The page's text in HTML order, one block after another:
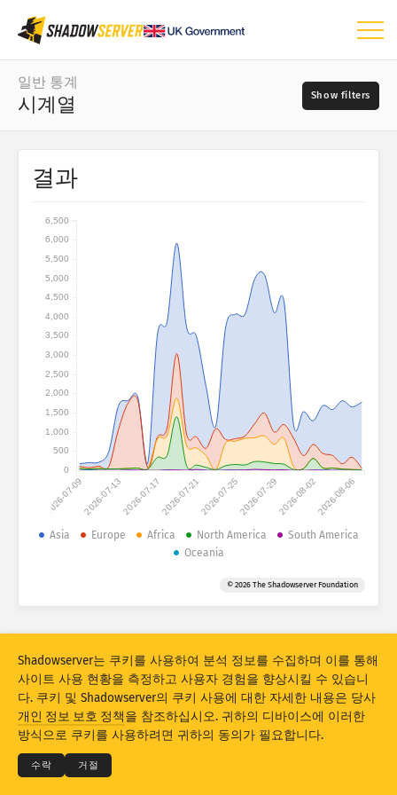
대시보드
일반 통계
세계 지도
지역 지도
트리 맵
시각화
IoT 디바이스 통계
공격 통계: 취약점
공격 통계: 디바이스
도움말
일반 통계
시계열
날짜 범위
심각도
데이터 세트
제한
업데이트 리셋
PNG로 다운로드
결과
2026-07-092026-07-132026-07-172026-07-212026-07-252026-07-292026-08-022026-08-06
0
500
1,000
1,500
2,000
2,500
3,000
3,500
4,000
4,500
5,000
5,500
6,000
6,500
Asia Europe Africa North America
South America
Oceania
© 2026 The Shadowserver Foundation
© 2026THE SHADOWSERVER FOUNDATION
개인 정보 보호 및 약관
문의 크레딧
Shadowserver는 쿠키를 사용하여 분석 정보를 수집하며 이를 통해
사이트 사용 현황을 측정하고 사용자 경험을 향상시킬 수 있습니
다. 쿠키 및 Shadowserver의 쿠키 사용에 대한 자세한 내용은 당사
개인 정보 보호 정책을 참조하십시오. 귀하의 디바이스에 이러한
방식으로 쿠키를 사용하려면 귀하의 동의가 필요합니다.
수락 거절